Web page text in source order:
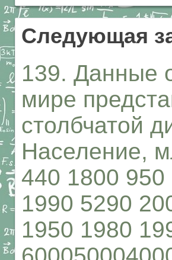
Следующая
139. Данные
мире
столбчатой
Население,
440 1800
1990 5290
1950 1980